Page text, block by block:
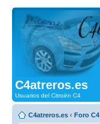
C4atreros.es
Usuarios del Citroën C4
C4atreros.es ‹ Foro C4